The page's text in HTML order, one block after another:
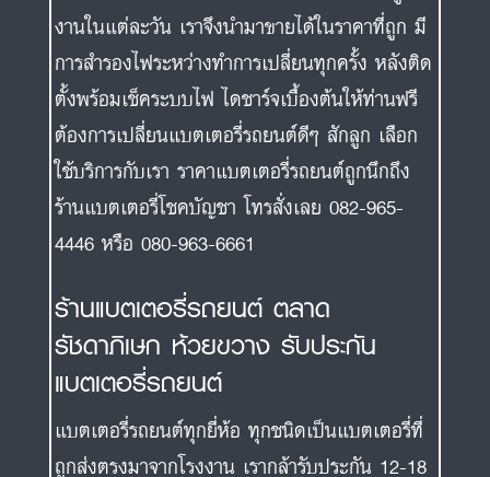
งานในแต่ละวัน เราจึงนำมาขายได้ในราคาที่ถูก มี
การสำรองไฟระหว่างทำการเปลี่ยนทุกครั้ง หลังติด
ตั้งพร้อมเช็คระบบไฟ ไดชาร์จเบื้องต้นให้ท่านฟรี
ต้องการเปลี่ยนแบตเตอรี่รถยนต์ดีๆ สักลูก เลือก
ใช้บริการกับเรา ราคาแบตเตอรี่รถยนต์ถูกนึกถึง
ร้านแบตเตอรี่โชคบัญชา โทรสั่งเลย 082-965-
4446 หรือ 080-963-6661
ร้านแบตเตอรี่รถยนต์ ตลาด
รัชดาภิเษก ห้วยขวาง รับประกัน
แบตเตอรี่รถยนต์
แบตเตอรี่รถยนต์ทุกยี่ห้อ ทุกชนิดเป็นแบตเตอรี่ที่
ถูกส่งตรงมาจากโรงงาน เรากล้ารับประกัน 12-18